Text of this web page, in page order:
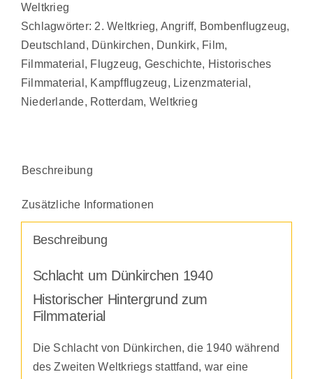
Weltkrieg
Schlagwörter: 2. Weltkrieg, Angriff, Bombenflugzeug,
Deutschland , Dünkirchen, Dunkirk, Film,
Filmmaterial , Flugzeug, Geschichte, Historisches
Filmmaterial , Kampfflugzeug, Lizenzmaterial ,
Niederlande, Rotterdam, Weltkrieg
Beschreibung
Zusätzliche Informationen
Beschreibung
Schlacht um Dünkirchen 1940
Historischer Hintergrund zum
Filmmaterial
Die Schlacht von Dünkirchen, die 1940 während
des Zweiten Weltkriegs stattfand, war eine